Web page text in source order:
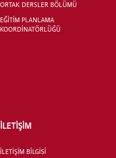
ORTAK DERSLER BÖLÜMÜ
EĞİTİM PLANLAMA
KOORDİNATÖRLÜĞÜ
İLETİŞİM
İLETİŞİM BİLGİSİ